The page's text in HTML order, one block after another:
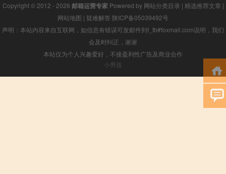
Copyright © 2012 - 2026 邮箱运营专家Powered by 网站分类目录 | 精选推荐文章 |
网站地图 | 疑难解答 陕ICP备05039492号
声明：本站内容来自互联网，如信息有错误可发邮件到f_fb#foxmail.com说明，我们
会及时纠正，谢谢
本站仅为个人兴趣爱好，不接盈利性广告及商业合作
小男孩